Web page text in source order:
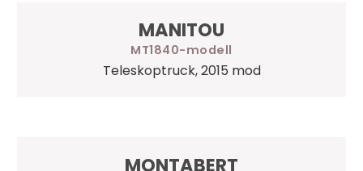
MANITOU
MT1840
Teleskoptruck, 2015 mod
MONTABERT